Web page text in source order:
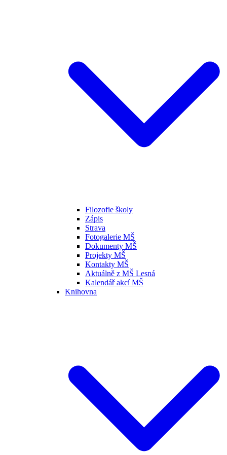
Filozofie školy
Zápis
Strava
Fotogalerie MŠ
Dokumenty MŠ
Projekty MŠ
Kontakty MŠ
Aktuálně z MŠ Lesná
Kalendář akcí MŠ
Knihovna